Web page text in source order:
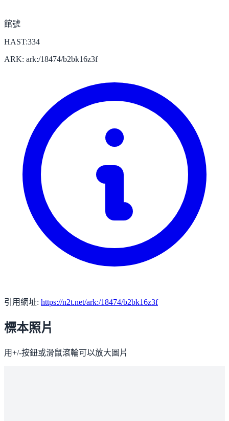
館號
HAST:334
ARK: ark:/18474/b2bk16z3f
引用網址: https://n2t.net/ark:/18474/b2bk16z3f
標本照片
用+/-按鈕或滑鼠滾輪可以放大圖片